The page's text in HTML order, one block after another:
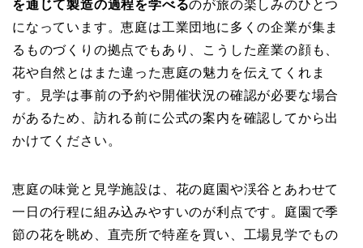
を通じて製造の過程を学べるのが旅の楽しみのひとつ
になっています。恵庭は工業団地に多くの企業が集ま
るものづくりの拠点でもあり、こうした産業の顔も、
花や自然とはまた違った恵庭の魅力を伝えてくれま
す。見学は事前の予約や開催状況の確認が必要な場合
があるため、訪れる前に公式の案内を確認してから出
かけてください。
恵庭の味覚と見学施設は、花の庭園や渓谷とあわせて
一日の行程に組み込みやすいのが利点です。庭園で季
節の花を眺め、直売所で特産を買い、工場見学でもの